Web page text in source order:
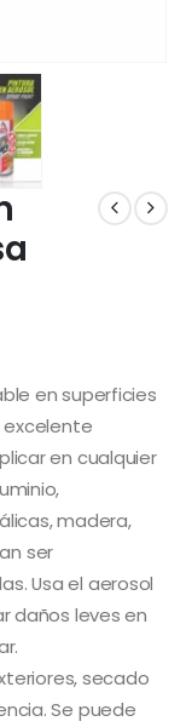
en superficies
excelente
en cualquier
madera,
ser
Usa el aerosol
daños leves en
secado
Se puede